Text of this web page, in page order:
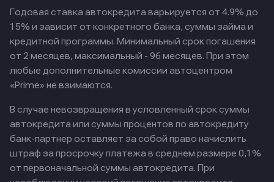
Годовая ставка автокредита варьируется от 4.9% до
15% и зависит от конкретного банка, суммы займа и
кредитной программы. Минимальный срок погашения
от 2 месяцев, максимальный - 96 месяцев. При этом
любые дополнительные комиссии автоцентром
«Prime» не взимаются.
В случае невозвращения в условленный срок суммы
автокредита или суммы процентов по автокредиту
банк-партнер оставляет за собой право начислить
штраф за просрочку платежа в среднем размере 0,1%
от первоначальной суммы автокредита. При